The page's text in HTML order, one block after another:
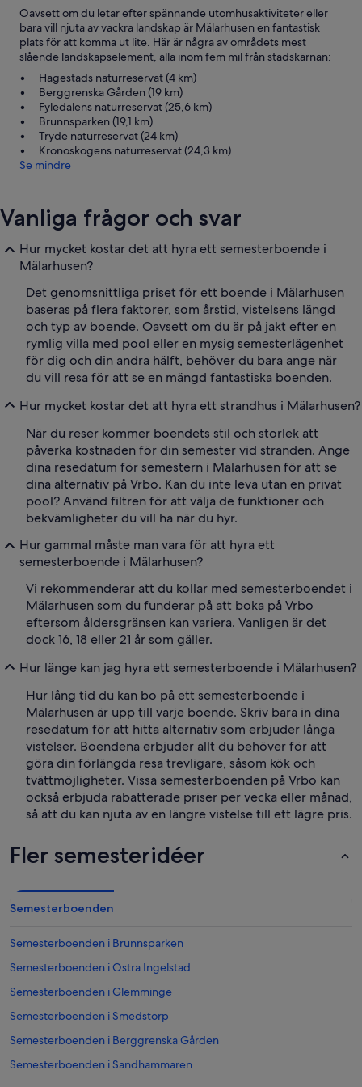
Oavsett om du letar efter spännande utomhusaktiviteter eller
bara vill njuta av vackra landskap är Mälarhusen en fantastisk
plats för att komma ut lite. Här är några av områdets mest
slående landskapselement, alla inom fem mil från stadskärnan:
Hagestads naturreservat (4 km)
Berggrenska Gården (19 km)
Fyledalens naturreservat (25,6 km)
Brunnsparken (19,1 km)
Tryde naturreservat (24 km)
Kronoskogens naturreservat (24,3 km)
Se mindre
Vanliga frågor och svar
Hur mycket kostar det att hyra ett semesterboende i
Mälarhusen?
Det genomsnittliga priset för ett boende i Mälarhusen
baseras på flera faktorer, som årstid, vistelsens längd
och typ av boende. Oavsett om du är på jakt efter en
rymlig villa med pool eller en mysig semesterlägenhet
för dig och din andra hälft, behöver du bara ange när
du vill resa för att se en mängd fantastiska boenden.
Hur mycket kostar det att hyra ett strandhus i Mälarhusen?
När du reser kommer boendets stil och storlek att
påverka kostnaden för din semester vid stranden. Ange
dina resedatum för semestern i Mälarhusen för att se
dina alternativ på Vrbo. Kan du inte leva utan en privat
pool? Använd filtren för att välja de funktioner och
bekvämligheter du vill ha när du hyr.
Hur gammal måste man vara för att hyra ett
semesterboende i Mälarhusen?
Vi rekommenderar att du kollar med semesterboendet i
Mälarhusen som du funderar på att boka på Vrbo
eftersom åldersgränsen kan variera. Vanligen är det
dock 16, 18 eller 21 år som gäller.
Hur länge kan jag hyra ett semesterboende i Mälarhusen?
Hur lång tid du kan bo på ett semesterboende i
Mälarhusen är upp till varje boende. Skriv bara in dina
resedatum för att hitta alternativ som erbjuder långa
vistelser. Boendena erbjuder allt du behöver för att
göra din förlängda resa trevligare, såsom kök och
tvättmöjligheter. Vissa semesterboenden på Vrbo kan
också erbjuda rabatterade priser per vecka eller månad,
så att du kan njuta av en längre vistelse till ett lägre pris.
Fler semesteridéer
Semesterboenden
Semesterboenden i Brunnsparken
Semesterboenden i Östra Ingelstad
Semesterboenden i Glemminge
Semesterboenden i Smedstorp
Semesterboenden i Berggrenska Gården
Semesterboenden i Sandhammaren